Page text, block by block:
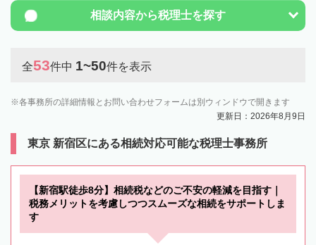
相談内容から税理士を探す
全53件中 1~50件を表示
各事務所の詳細情報とお問い合わせフォームは別ウィンドウで開きます
更新日：2026年8月9日
東京 新宿区にある相続対応可能な税理士事務所
【新宿駅徒歩8分】相続税などのご不安の軽減を目指す｜
税務メリットを考慮しつつスムーズな相続をサポートしま
す